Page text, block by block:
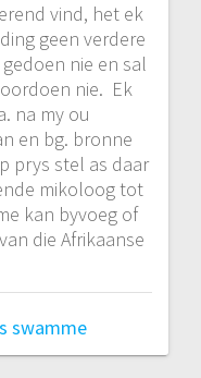
vind, het ek
geen verdere
nie en sal
nie. Ek
na my ou
en bg. bronne
prys stel as daar
mikoloog tot
kan byvoeg of
die Afrikaanse
swamme